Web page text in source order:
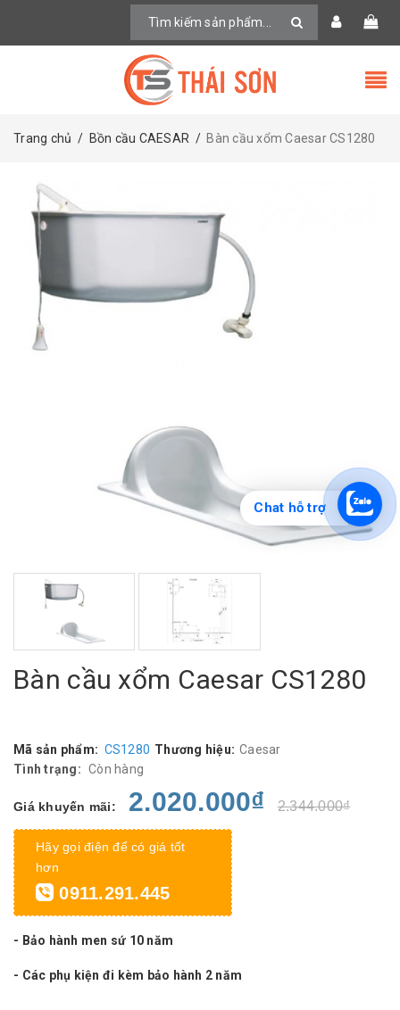
Trang chủ / Bồn cầu CAESAR / Bàn cầu xổm Caesar CS1280
Bàn cầu xổm Caesar CS1280
Mã sản phẩm: CS1280 Thương hiệu: Caesar
Tình trạng: Còn hàng
Giá khuyến mãi: 2.020.000₫ 2.344.000₫
Hãy gọi điện để có giá tốt
hơn
0911.291.445
- Bảo hành men sứ 10 năm
- Các phụ kiện đi kèm bảo hành 2 năm
Chat hỗ trợ